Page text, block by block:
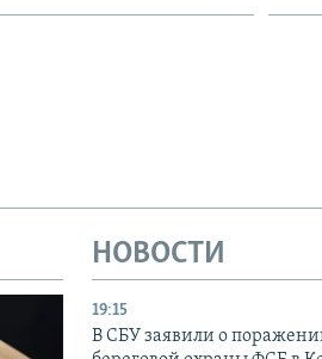
НОВОСТИ
19:15
В СБУ заявили о